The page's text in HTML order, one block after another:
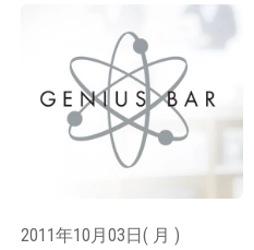
2011年10月03日( 月 )